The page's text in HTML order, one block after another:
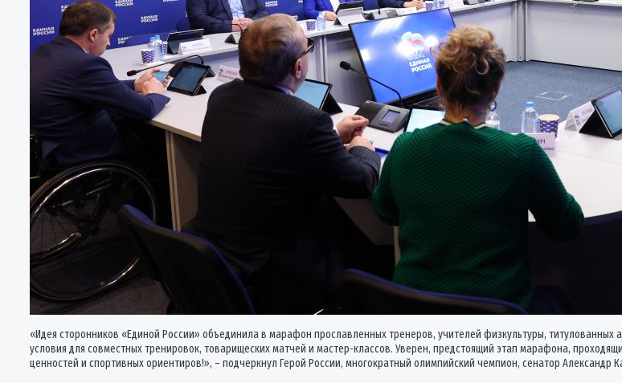
«Идея сторонников «Единой России» объединила в марафон прославленных тренеров, учителей физкультуры,
условия для совместных тренировок, товарищеских матчей и мастер-классов. Уверен, предстоящий этап марафона,
ценностей и спортивных ориентиров!», – подчеркнул Герой России, многократный олимпийский чемпион, сенатор Александр